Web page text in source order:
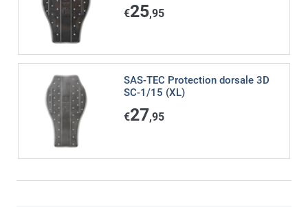
€25,95
SAS-TEC Protection dorsale 3D
SC-1/15 (XL)
€27,95